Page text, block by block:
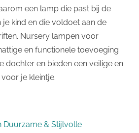
een lamp die past bij de
kind en die voldoet aan de
Nursery lampen voor
en functionele toevoeging
dochter en bieden een veilige en
je kleintje.
Duurzame & Stijlvolle